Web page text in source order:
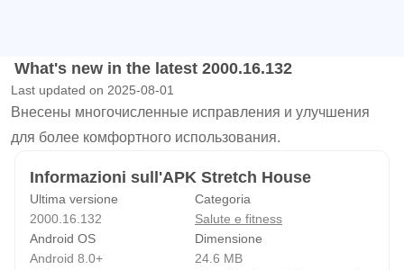
What's new in the latest 2000.16.132
Last updated on 2025-08-01
Внесены многочисленные исправления и улучшения
для более комфортного использования.
Informazioni sull'APK Stretch House
Ultima versione
2000.16.132
Categoria
Salute e fitness
Android OS
Android 8.0+
Dimensione
24.6 MB